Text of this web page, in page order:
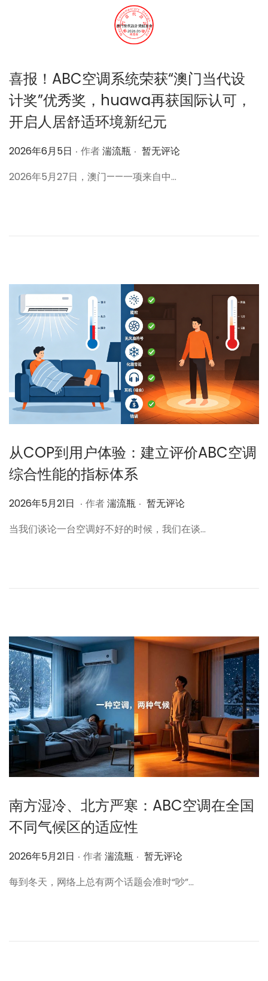
喜报！ABC空调系统荣获“澳门当代设
计奖”优秀奖，huawa再获国际认可，
开启人居舒适环境新纪元
作
2026年6月5日 . 作者湍流瓶 . 暂无评论
2026年5月27日，澳门——一项来自中…
从COP到用户体验：建立评价ABC空调
综合性能的指标体系
作
2026年5月21日 2
2
1
日
. 作者湍流瓶 . 暂无评论
当我们谈论一台空调好不好的时候，我们在谈…
南方湿冷、北方严寒：ABC空调在全国
不同气候区的适应性
作
2026年5月21日 . 作者湍流瓶 . 暂无评论
每到冬天，网络上总有两个话题会准时“吵”…